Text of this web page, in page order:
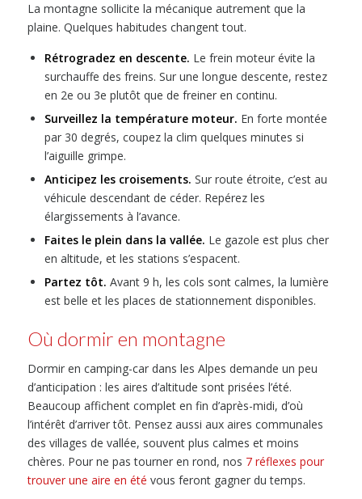
La montagne sollicite la mécanique autrement que la
plaine. Quelques habitudes changent tout.
Rétrogradez en descente. Le frein moteur évite la
surchauffe des freins. Sur une longue descente, restez
en 2e ou 3e plutôt que de freiner en continu.
Surveillez la température moteur. En forte montée
par 30 degrés, coupez la clim quelques minutes si
l’aiguille grimpe.
Anticipez les croisements. Sur route étroite, c’est au
véhicule descendant de céder. Repérez les
élargissements à l’avance.
Faites le plein dans la vallée. Le gazole est plus cher
en altitude, et les stations s’espacent.
Partez tôt. Avant 9 h, les cols sont calmes, la lumière
est belle et les places de stationnement disponibles.
Où dormir en montagne
Dormir en camping-car dans les Alpes demande un peu
d’anticipation : les aires d’altitude sont prisées l’été.
Beaucoup affichent complet en fin d’après-midi, d’où
l’intérêt d’arriver tôt. Pensez aussi aux aires communales
des villages de vallée, souvent plus calmes et moins
chères. Pour ne pas tourner en rond, nos 7 réflexes pour
trouver une aire en été vous feront gagner du temps.